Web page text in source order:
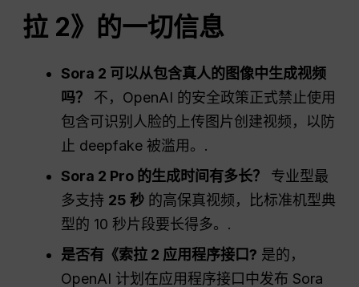
拉 2》的一切信息
Sora 2 可以从包含真人的图像中生成视频
吗？
不，OpenAI 的安全政策正式禁止使用
包含可识别人脸的上传图片创建视频，以防
止 deepfake 被滥用。.
Sora 2 Pro 的生成时间有多长？
专业型最
多支持 25 秒 的高保真视频，比标准机型典
型的 10 秒片段要长得多。.
是否有《索拉 2 应用程序接口? 是的，
OpenAI 计划在应用程序接口中发布 Sora